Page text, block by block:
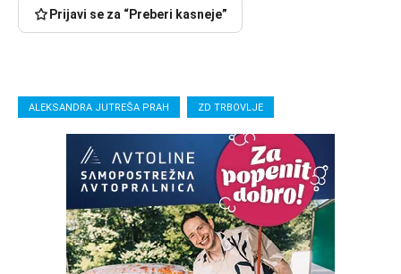
Prijavi se za “Preberi kasneje”
ALEKSANDRA JUTREŠA PRAH ZD TRBOVLJE